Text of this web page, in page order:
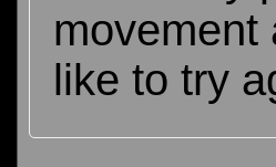
movement
like to try